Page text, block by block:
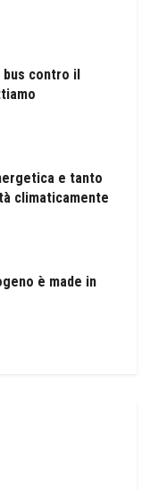
contro il
e tanto
climaticamente
è made in